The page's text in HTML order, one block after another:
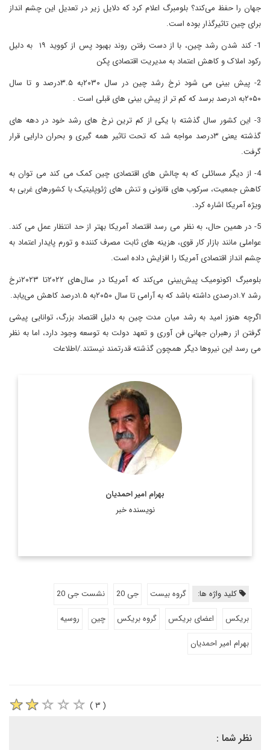
جهان را حفظ می‌کند؟ بلومبرگ اعلام کرد که دلایل زیر در تعدیل این چشم انداز
برای چین تاثیرگذار بوده است.
1- کند شدن رشد چین، با از دست رفتن روند بهبود پس از کووید ۱۹ به دلیل
رکود املاک و کاهش اعتماد به مدیریت اقتصادی پکن
2- پیش بینی می شود نرخ رشد چین در سال ۲۰۳۰به ۳.۵درصد و تا سال
۲۰۵۰به ۱درصد برسد که کم تر از پیش بینی های قبلی است .
3- این کشور سال گذشته با یکی از کم ترین نرخ های رشد خود در دهه های
گذشته یعنی ۳درصد مواجه شد که تحت تاثیر همه گیری و بحران دارایی قرار
گرفت.
4- از دیگر مسائلی که به چالش های اقتصادی چین کمک می کند می توان به
کاهش جمعیت، سرکوب های قانونی و تنش های ژئوپلیتیک با کشورهای غربی به
ویژه آمریکا اشاره کرد.
5- در همین حال، به نظر می رسد اقتصاد آمریکا بهتر از حد انتظار عمل می کند.
عواملی مانند بازار کار قوی، هزینه های ثابت مصرف کننده و تورم پایدار اعتماد به
چشم انداز اقتصادی آمریکا را افزایش داده است.
بلومبرگ اکونومیک پیش‌بینی می‌کند که آمریکا در سال‌های ۲۰۲۲تا ۲۰۲۳نرخ
رشد ۱.۷درصدی داشته باشد که به آرامی تا سال ۲۰۵۰به ۱.۵درصد کاهش می‌یابد.
اگرچه هنوز امید به رشد میان مدت چین به دلیل اقتصاد بزرگ، توانایی پیشی
گرفتن از رهبران جهانی فن آوری و تعهد دولت به توسعه وجود دارد، اما به نظر
می رسد این نیروها دیگر همچون گذشته قدرتمند نیستند./اطلاعات
بهرام امیر احمدیان
نویسنده خبر
استادیار جغرافیای سیاسی، دانشکده مطالعات جهان دانشگاه تهران
اطلاعات بیشتر
کلید واژه ها: گروه بیست جی 20
نشست جی 20
بریکس
اعضای بریکس گروه بریکس چین
روسیه
بهرام امیر احمدیان
( ۳ )
نظر شما :